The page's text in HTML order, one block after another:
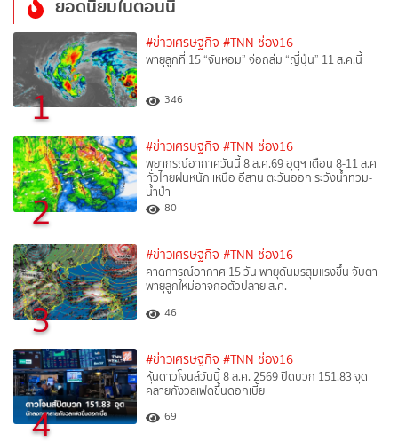
ยอดนิยมในตอนนี้
1
#ข่าวเศรษฐกิจ #TNN ช่อง16
พายุลูกที่ 15 “จันหอม” จ่อถล่ม “ญี่ปุ่น” 11 ส.ค.นี้
346
2
#ข่าวเศรษฐกิจ #TNN ช่อง16
พยากรณ์อากาศวันนี้ 8 ส.ค.69 อุตุฯ เตือน 8-11 ส.ค
ทั่วไทยฝนหนัก เหนือ อีสาน ตะวันออก ระวังน้ำท่วม-
น้ำป่า
80
3
#ข่าวเศรษฐกิจ #TNN ช่อง16
คาดการณ์อากาศ 15 วัน พายุดันมรสุมแรงขึ้น จับตา
พายุลูกใหม่อาจก่อตัวปลาย ส.ค.
46
4
#ข่าวเศรษฐกิจ #TNN ช่อง16
หุ้นดาวโจนส์วันนี้ 8 ส.ค. 2569 ปิดบวก 151.83 จุด
คลายกังวลเฟดขึ้นดอกเบี้ย
69